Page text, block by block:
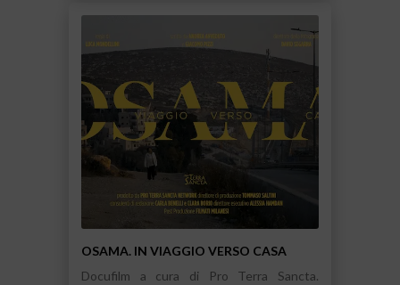
OSAMA. IN VIAGGIO VERSO CASA
Docufilm a cura di Pro Terra Sancta.